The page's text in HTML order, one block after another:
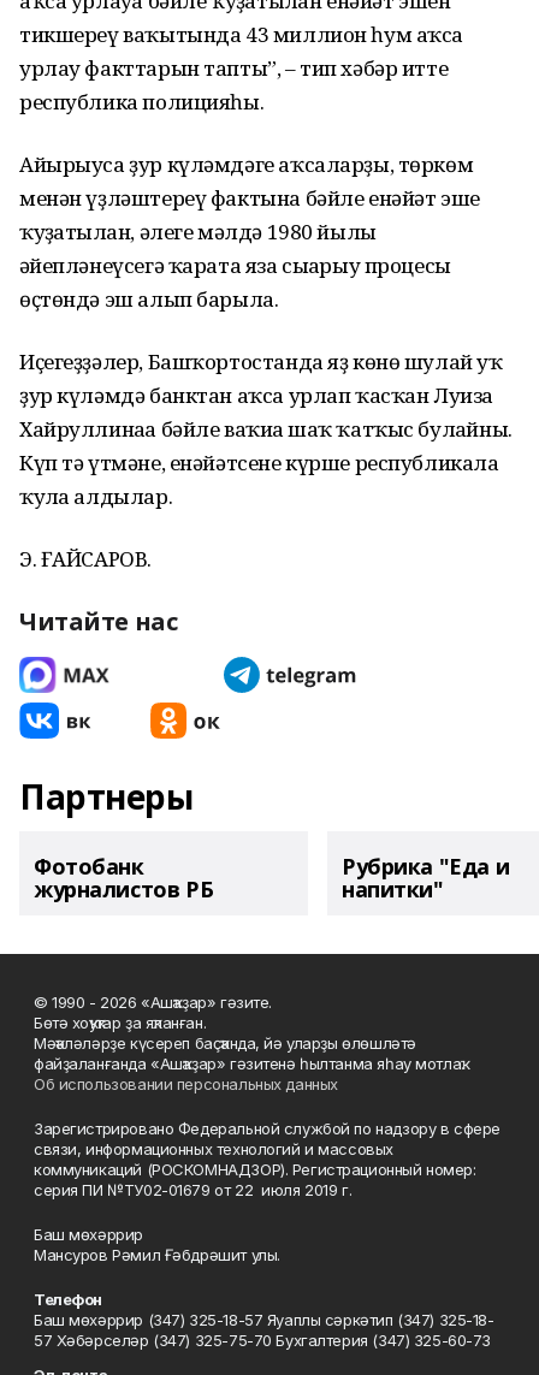
тикшереү ваҡытында 43 миллион һум аҡса
урлау факттарын тапты”, – тип хәбәр итте
республика полицияһы.
Айырыуса ҙур күләмдәге аҡсаларҙы, төркөм
менән үҙләштереү фактына бәйле енәйәт эше
ҡуҙғатылған, әлеге мәлдә 1980 йылғы
ғәйепләнеүсегә ҡарата яза сығарыу процесы
өҫтөндә эш алып барыла.
Иҫегеҙҙәлер, Башҡортостанда яҙ көнө шулай уҡ
ҙур күләмдә банктан аҡса урлап ҡасҡан Луиза
Хайруллинаға бәйле ваҡиға шаҡ ҡатҡыс булғайны.
Күп тә үтмәне, енәйәтсене күрше республикала
ҡулға алдылар.
Э. ҒАЙСАРОВ.
Читайте нас
Партнеры
Фотобанк
журналистов РБ
Рубрика "Еда и
напитки"
© 1990 - 2026 «Ашҡаҙар» гәзите.
Бөтә хоҡуҡтар ҙа яҡланған.
Мәҡәләләрҙе күсереп баҫҡанда, йә уларҙы өлөшләтә
файҙаланғанда «Ашҡаҙар» гәзитенә һылтанма яһау мотлаҡ.
Об использовании персональных данных
Зарегистрировано Федеральной службой по надзору в сфере
связи, информационных технологий и массовых
коммуникаций (РОСКОМНАДЗОР). Регистрационный номер:
серия ПИ №ТУ02-01679 от 22 июля 2019 г.
Баш мөхәррир
Мансуров Рәмил Ғәбдрәшит улы.
Телефон
Баш мөхәррир (347) 325-18-57 Яуаплы сәркәтип (347) 325-18-
57 Хәбәрселәр (347) 325-75-70 Бухгалтерия (347) 325-60-73